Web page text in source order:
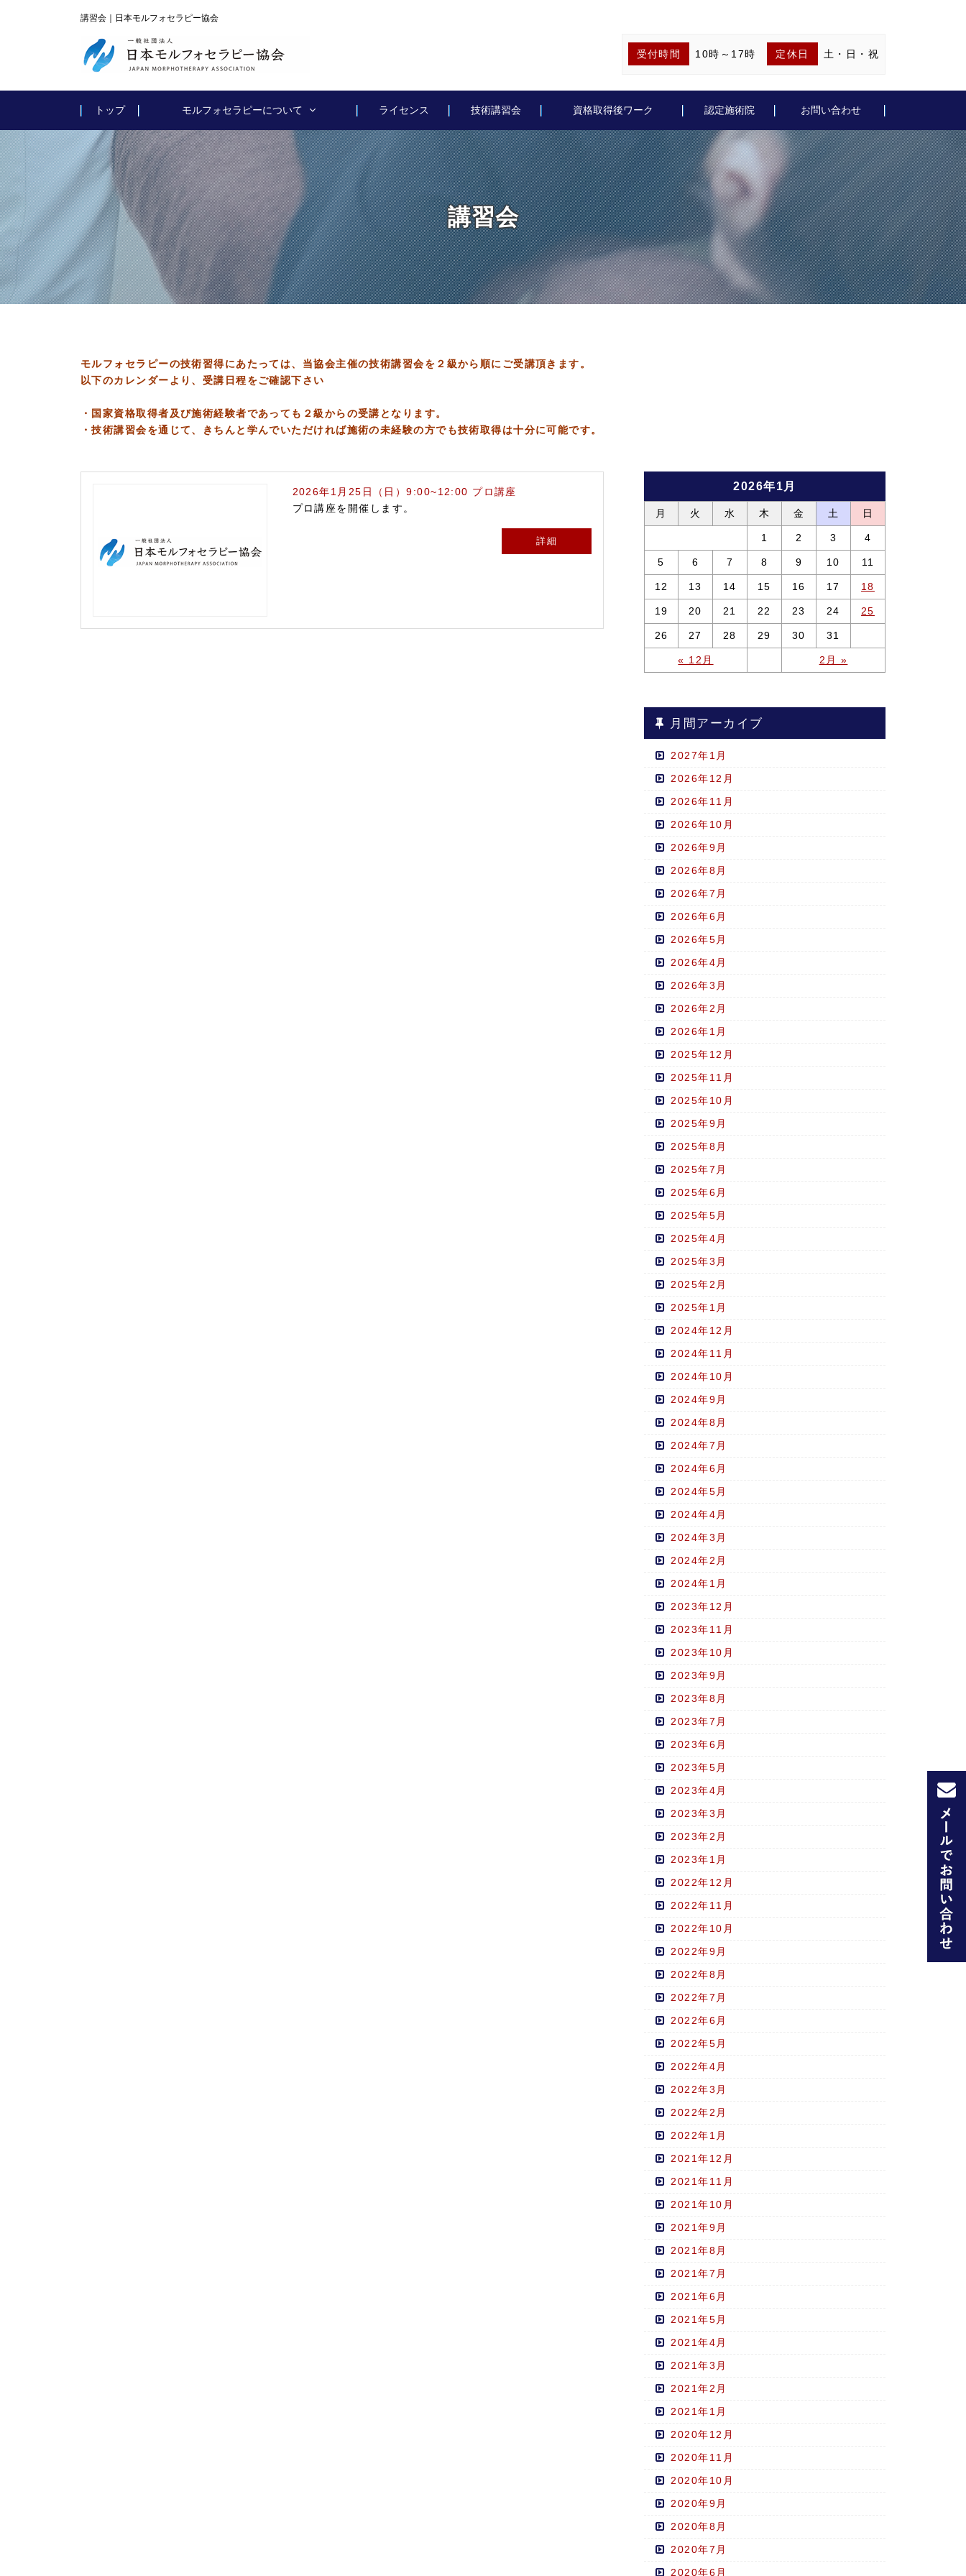
講習会｜日本モルフォセラピー協会
受付時間 10時～17時 定休日 土・日・祝
トップ モルフォセラピーについて ライセンス 技術講習会 資格取得後ワーク 認定施術院 お問い合わせ
講習会
モルフォセラピーの技術習得にあたっては、当協会主催の技術講習会を２級から順にご受講頂きます。
以下のカレンダーより、受講日程をご確認下さい
・国家資格取得者及び施術経験者であっても２級からの受講となります。
・技術講習会を通じて、きちんと学んでいただければ施術の未経験の方でも技術取得は十分に可能です。
2026年1月25日（日）9:00~12:00 プロ講座
プロ講座を開催します。
詳細
2026年1月
月 火 水 木 金 土 日
« 12月 2月 »
1 2 3 4
5 6 7 8 9 10 11
12 13 14 15 16 17 18
19 20 21 22 23 24 25
26 27 28 29 30 31
月間アーカイブ
2027年1月
2026年12月
2026年11月
2026年10月
2026年9月
2026年8月
2026年7月
2026年6月
2026年5月
2026年4月
2026年3月
2026年2月
2026年1月
2025年12月
2025年11月
2025年10月
2025年9月
2025年8月
2025年7月
2025年6月
2025年5月
2025年4月
2025年3月
2025年2月
2025年1月
2024年12月
2024年11月
2024年10月
2024年9月
2024年8月
2024年7月
2024年6月
2024年5月
2024年4月
2024年3月
2024年2月
2024年1月
2023年12月
2023年11月
2023年10月
2023年9月
2023年8月
2023年7月
2023年6月
2023年5月
2023年4月
2023年3月
2023年2月
2023年1月
2022年12月
2022年11月
2022年10月
2022年9月
2022年8月
2022年7月
2022年6月
2022年5月
2022年4月
2022年3月
2022年2月
2022年1月
2021年12月
2021年11月
2021年10月
2021年9月
2021年8月
2021年7月
2021年6月
2021年5月
2021年4月
2021年3月
2021年2月
2021年1月
2020年12月
2020年11月
2020年10月
2020年9月
2020年8月
2020年7月
2020年6月